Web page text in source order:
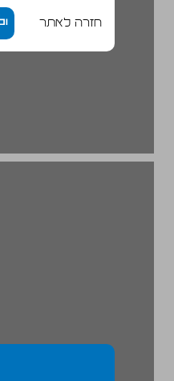
חזרה לאתר
פרק 3 ... 20